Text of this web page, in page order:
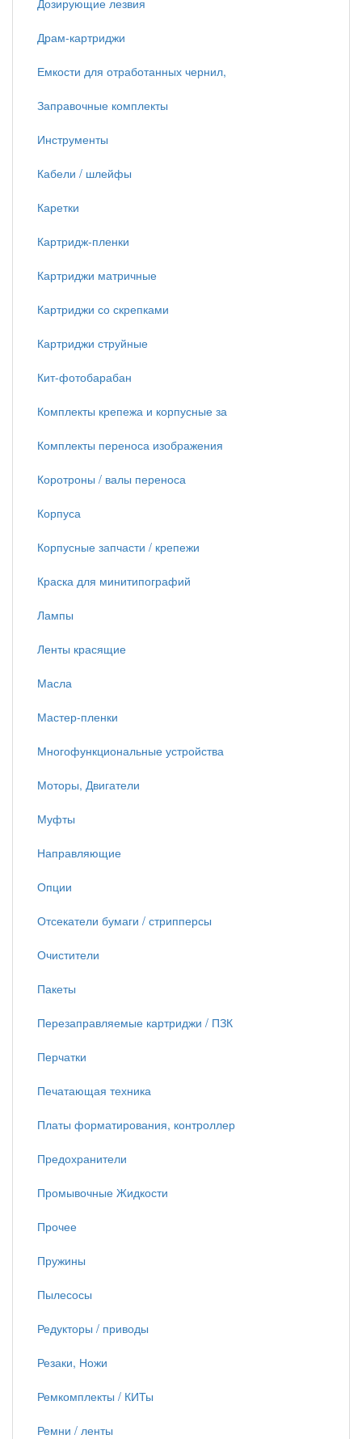
Дозирующие лезвия
Драм-картриджи
Емкости для отработанных чернил,
Заправочные комплекты
Инструменты
Кабели / шлейфы
Каретки
Картридж-пленки
Картриджи матричные
Картриджи со скрепками
Картриджи струйные
Кит-фотобарабан
Комплекты крепежа и корпусные за
Комплекты переноса изображения
Коротроны / валы переноса
Корпуса
Корпусные запчасти / крепежи
Краска для минитипографий
Лампы
Ленты красящие
Масла
Мастер-пленки
Многофункциональные устройства
Моторы, Двигатели
Муфты
Направляющие
Опции
Отсекатели бумаги / стрипперсы
Очистители
Пакеты
Перезаправляемые картриджи / ПЗК
Перчатки
Печатающая техника
Платы форматирования, контроллер
Предохранители
Промывочные Жидкости
Прочее
Пружины
Пылесосы
Редукторы / приводы
Резаки, Ножи
Ремкомплекты / КИТы
Ремни / ленты